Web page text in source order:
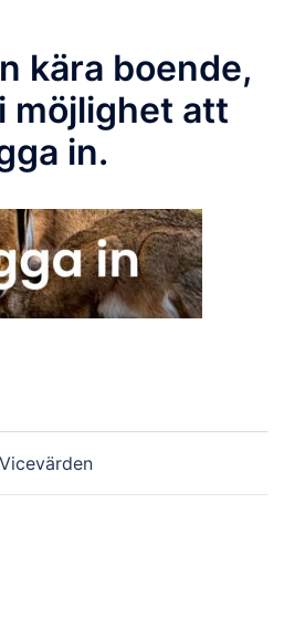
kära boende,
möjlighet att
in.
Vicevärden